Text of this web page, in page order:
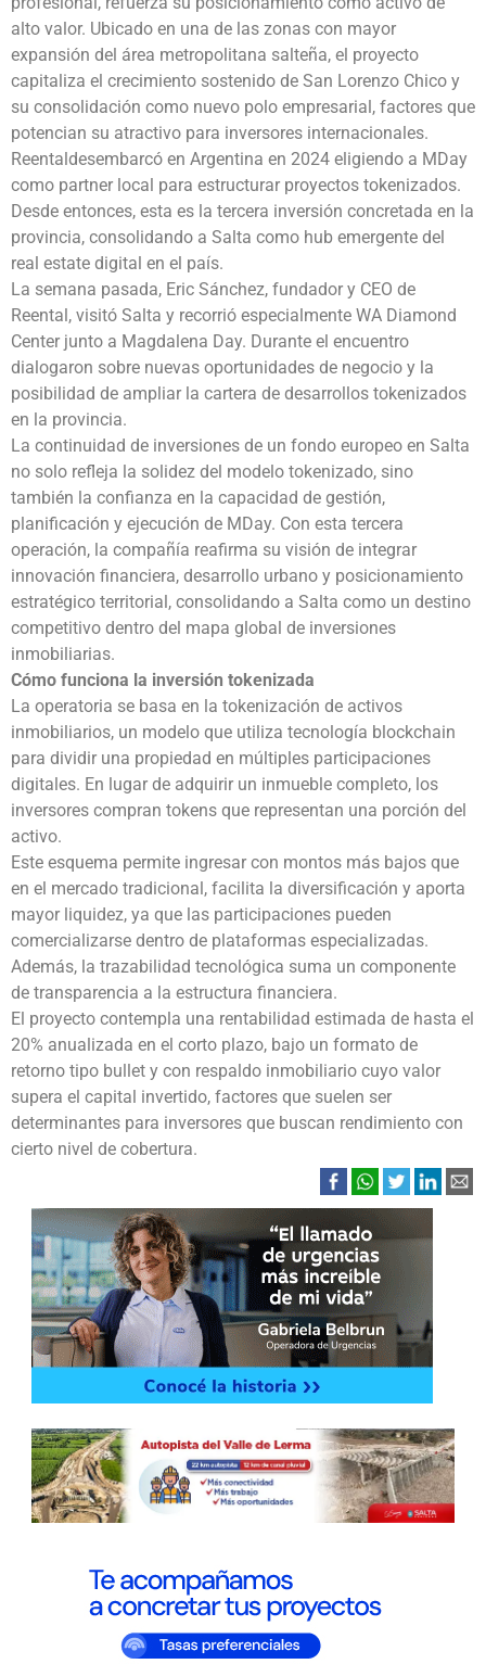
alto valor. Ubicado en una de las zonas con mayor
expansión del área metropolitana salteña, el proyecto
capitaliza el crecimiento sostenido de San Lorenzo Chico y
su consolidación como nuevo polo empresarial, factores que
potencian su atractivo para inversores internacionales.
Reentaldesembarcó en Argentina en 2024 eligiendo a MDay
como partner local para estructurar proyectos tokenizados.
Desde entonces, esta es la tercera inversión concretada en la
provincia, consolidando a Salta como hub emergente del
real estate digital en el país.
La semana pasada, Eric Sánchez, fundador y CEO de
Reental, visitó Salta y recorrió especialmente WA Diamond
Center junto a Magdalena Day. Durante el encuentro
dialogaron sobre nuevas oportunidades de negocio y la
posibilidad de ampliar la cartera de desarrollos tokenizados
en la provincia.
La continuidad de inversiones de un fondo europeo en Salta
no solo refleja la solidez del modelo tokenizado, sino
también la confianza en la capacidad de gestión,
planificación y ejecución de MDay. Con esta tercera
operación, la compañía reafirma su visión de integrar
innovación financiera, desarrollo urbano y posicionamiento
estratégico territorial, consolidando a Salta como un destino
competitivo dentro del mapa global de inversiones
inmobiliarias.
Cómo funciona la inversión tokenizada
La operatoria se basa en la tokenización de activos
inmobiliarios, un modelo que utiliza tecnología blockchain
para dividir una propiedad en múltiples participaciones
digitales. En lugar de adquirir un inmueble completo, los
inversores compran tokens que representan una porción del
activo.
Este esquema permite ingresar con montos más bajos que
en el mercado tradicional, facilita la diversificación y aporta
mayor liquidez, ya que las participaciones pueden
comercializarse dentro de plataformas especializadas.
Además, la trazabilidad tecnológica suma un componente
de transparencia a la estructura financiera.
El proyecto contempla una rentabilidad estimada de hasta el
20% anualizada en el corto plazo, bajo un formato de
retorno tipo bullet y con respaldo inmobiliario cuyo valor
supera el capital invertido, factores que suelen ser
determinantes para inversores que buscan rendimiento con
cierto nivel de cobertura.